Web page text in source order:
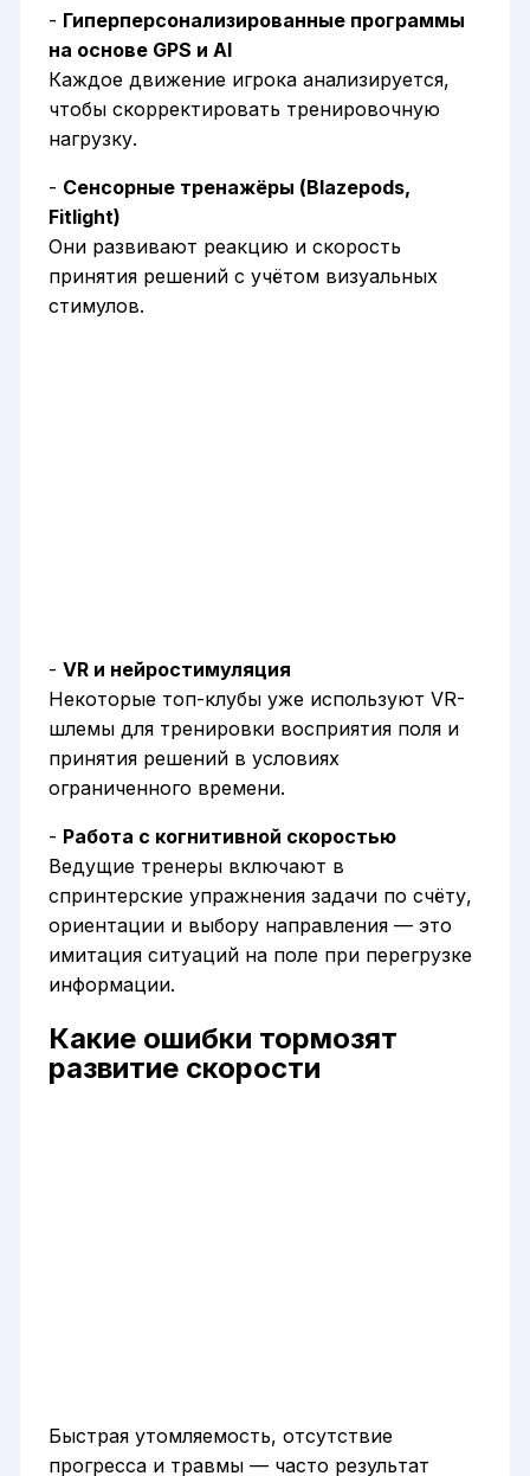
- Гиперперсонализированные программы
на основе GPS и AI
Каждое движение игрока анализируется,
чтобы скорректировать тренировочную
нагрузку.
- Сенсорные тренажёры (Blazepods,
Fitlight)
Они развивают реакцию и скорость
принятия решений с учётом визуальных
стимулов.
- VR и нейростимуляция
Некоторые топ-клубы уже используют VR-
шлемы для тренировки восприятия поля и
принятия решений в условиях
ограниченного времени.
- Работа с когнитивной скоростью
Ведущие тренеры включают в
спринтерские упражнения задачи по счёту,
ориентации и выбору направления — это
имитация ситуаций на поле при перегрузке
информации.
Какие ошибки тормозят
развитие скорости
Быстрая утомляемость, отсутствие
прогресса и травмы — часто результат